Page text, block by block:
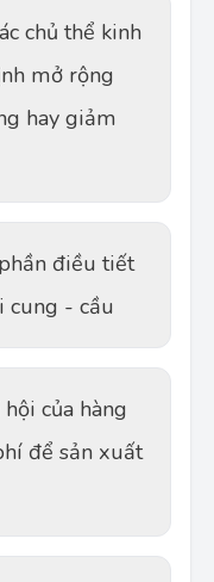
chủ thể kinh
mở rộng
hay giảm
điều tiết
cung - cầu
của hàng
để sản xuất